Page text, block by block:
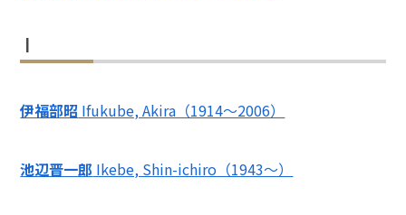
I
伊福部昭 Ifukube, Akira（1914～2006）
池辺晋一郎 Ikebe, Shin-ichiro（1943～）